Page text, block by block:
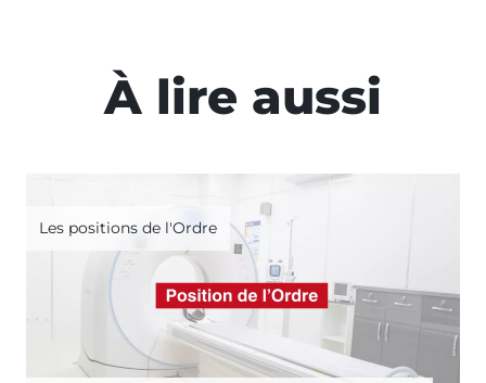
À lire aussi
Les positions de l'Ordre